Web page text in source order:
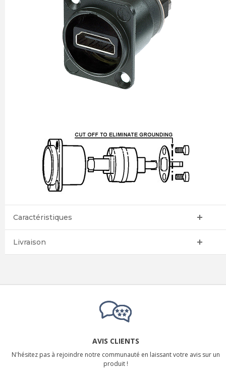
Caractéristiques
Livraison
AVIS CLIENTS
N'hésitez pas à rejoindre notre communauté en laissant votre avis sur un
produit !